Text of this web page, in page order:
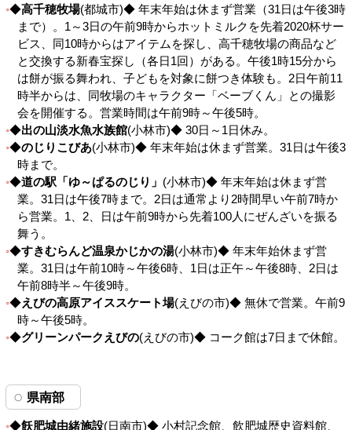
◆高千穂牧場(都城市)◆ 年末年始は休まず営業（31日は午後3時
まで）。1～3日の午前9時からホットミルクを先着2020杯サー
ビス、同10時からはアイテムを探し、高千穂牧場の商品など
と交換する新春宝探し（各日1回）がある。午後1時15分から
は餅が振る舞われ、子どもを対象に餅つき体験も。2日午前11
時半からは、同牧場のキャラクター「ベーブくん」との撮影
会を開催する。営業時間は午前9時～午後5時。
◆出の山淡水魚水族館(小林市)◆ 30日～1日休み。
◆のじりこびあ(小林市)◆ 年末年始は休まず営業。31日は午後3
時まで。
◆道の駅「ゆ～ぱるのじり」 (小林市)◆ 年末年始は休まず営
業。31日は午後7時まで。2日は通常より2時間早い午前7時か
ら営業。1、2、日は午前9時から先着100人にぜんざいを振る
舞う。
◆すきむらんど温泉かじかの湯(小林市)◆ 年末年始休まず営
業。31日は午前10時～午後6時、1日は正午～午後8時、2日は
午前8時半～午後9時。
◆えびの高原アイススケート場(えびの市)◆ 無休で営業。午前9
時～午後5時。
◆グリーンパークえびの(えびの市)◆ コーク館は7日まで休館。
県南部
◆飫肥城由緒施設(日南市)◆ 小村記念館、飲肥城歴史資料館、